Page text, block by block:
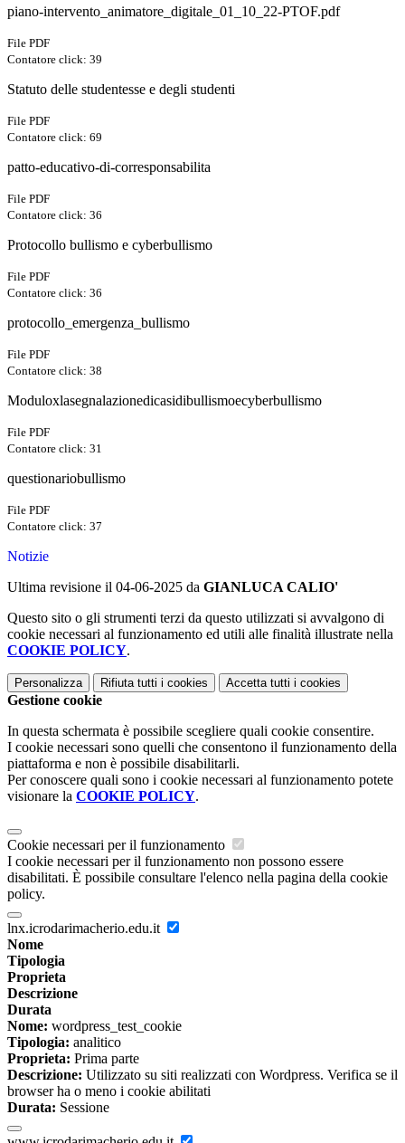
piano-intervento_animatore_digitale_01_10_22-PTOF.pdf
File PDF
Contatore click: 39
Statuto delle studentesse e degli studenti
File PDF
Contatore click: 69
patto-educativo-di-corresponsabilita
File PDF
Contatore click: 36
Protocollo bullismo e cyberbullismo
File PDF
Contatore click: 36
protocollo_emergenza_bullismo
File PDF
Contatore click: 38
Moduloxlasegnalazionedicasidibullismoecyberbullismo
File PDF
Contatore click: 31
questionariobullismo
File PDF
Contatore click: 37
Notizie
Ultima revisione il 04-06-2025 da GIANLUCA CALIO'
Questo sito o gli strumenti terzi da questo utilizzati si avvalgono di
cookie necessari al funzionamento ed utili alle finalità illustrate nella
COOKIE POLICY.
Personalizza Rifiuta tutti i cookies Accetta tutti i cookies
Gestione cookie
In questa schermata è possibile scegliere quali cookie consentire.
I cookie necessari sono quelli che consentono il funzionamento della
piattaforma e non è possibile disabilitarli.
Per conoscere quali sono i cookie necessari al funzionamento potete
visionare la COOKIE POLICY.
Cookie necessari per il funzionamento
I cookie necessari per il funzionamento non possono essere
disabilitati. È possibile consultare l'elenco nella pagina della cookie
policy.
lnx.icrodarimacherio.edu.it
Nome
Tipologia
Proprieta
Descrizione
Durata
Nome: wordpress_test_cookie
Tipologia: analitico
Proprieta: Prima parte
Descrizione: Utilizzato su siti realizzati con Wordpress. Verifica se il
browser ha o meno i cookie abilitati
Durata: Sessione